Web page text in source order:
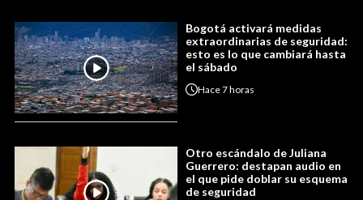
Bogotá activará medidas
extraordinarias de seguridad:
esto es lo que cambiará hasta
el sábado
Hace7 horas
Otro escándalo de Juliana
Guerrero: destapan audio en
el que pide doblar su esquema
de seguridad